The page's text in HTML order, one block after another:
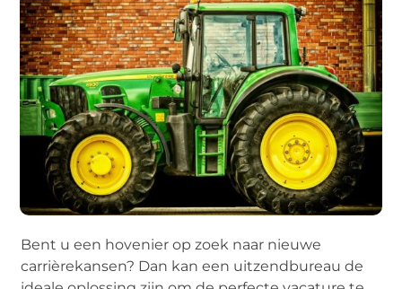
Bent u een hovenier op zoek naar nieuwe
carrièrekansen? Dan kan een uitzendbureau de